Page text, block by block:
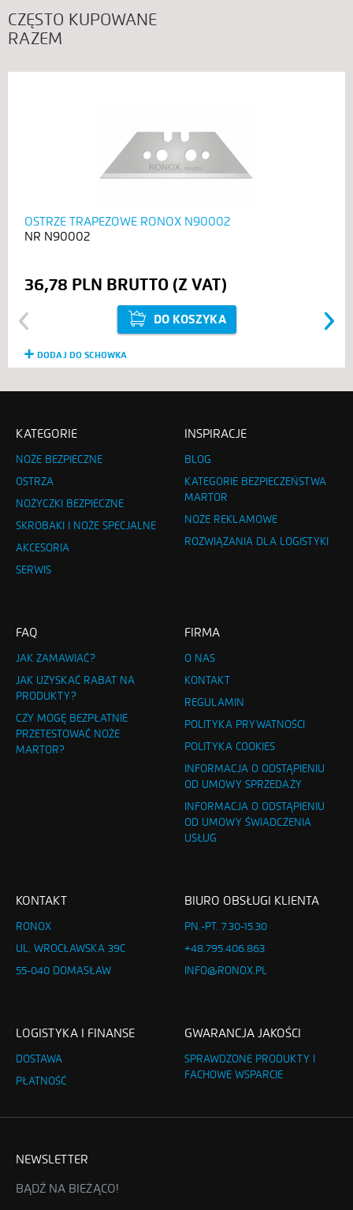
CZĘSTO KUPOWANE
RAZEM
Previous
OSTRZE TRAPEZOWE RONOX N90002
N90002
36,78 PLN
DO KOSZYKA
DODAJ DO SCHOWKA
Next
KATEGORIE
NOŻE BEZPIECZNE
OSTRZA
NOŻYCZKI BEZPIECZNE
SKROBAKI I NOŻE SPECJALNE
AKCESORIA
SERWIS
INSPIRACJE
BLOG
KATEGORIE BEZPIECZEŃSTWA
MARTOR
NOŻE REKLAMOWE
ROZWIĄZANIA DLA LOGISTYKI
FAQ
JAK ZAMAWIAĆ?
JAK UZYSKAĆ RABAT NA
PRODUKTY?
CZY MOGĘ BEZPŁATNIE
PRZETESTOWAĆ NOŻE
MARTOR?
FIRMA
O NAS
KONTAKT
REGULAMIN
POLITYKA PRYWATNOŚCI
POLITYKA COOKIES
INFORMACJA O ODSTĄPIENIU
OD UMOWY SPRZEDAŻY
INFORMACJA O ODSTĄPIENIU
OD UMOWY ŚWIADCZENIA
USŁUG
KONTAKT
RONOX
UL. WROCŁAWSKA 39C
55-040 DOMASŁAW
BIURO OBSŁUGI KLIENTA
PN.-PT. 7.30-15.30
+48.795.406.863
INFO@RONOX.PL
LOGISTYKA I FINANSE
DOSTAWA
PŁATNOŚĆ
GWARANCJA JAKOŚCI
SPRAWDZONE PRODUKTY I
FACHOWE WSPARCIE
NEWSLETTER
BĄDŹ NA BIEŻĄCO!